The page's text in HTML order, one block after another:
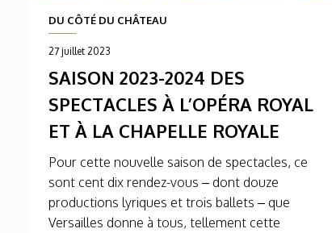
DU CÔTÉ DU CHÂTEAU
27 juillet 2023
SAISON 2023-2024 DES
SPECTACLES À L’OPÉRA ROYAL
ET À LA CHAPELLE ROYALE
Pour cette nouvelle saison de spectacles, ce
sont cent dix rendez-vous – dont douze
productions lyriques et trois ballets – que
Versailles donne à tous, tellement cette